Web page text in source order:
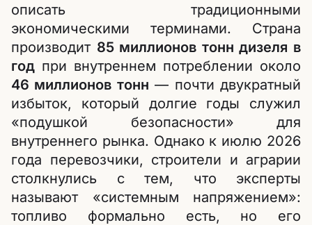
описать традиционными
экономическими терминами. Страна
производит 85 миллионов тонн дизеля в
год при внутреннем потреблении около
46 миллионов тонн — почти двукратный
избыток, который долгие годы служил
«подушкой безопасности» для
внутреннего рынка. Однако к июлю 2026
года перевозчики, строители и аграрии
столкнулись с тем, что эксперты
называют «системным напряжением»:
топливо формально есть, но его